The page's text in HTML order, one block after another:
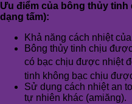
Ưu điểm của bông thủy
dạng tấm):
Khả năng cách nhiệt
Bông thủy tinh chịu
có bạc chịu được nhiệt
tinh không bạc chịu
Sử dụng cách nhiệt an
tự nhiên khác (amiăng).